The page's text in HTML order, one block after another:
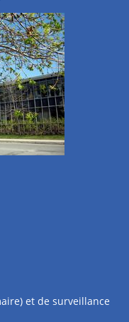
et de surveillance